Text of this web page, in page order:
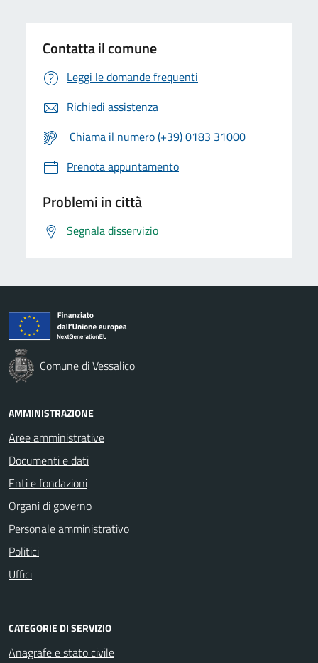
Contatta il comune
Leggi le domande frequenti
Richiedi assistenza
Chiama il numero (+39) 0183 31000
Prenota appuntamento
Problemi in città
Segnala disservizio
Comune di Vessalico
AMMINISTRAZIONE
Aree amministrative
Documenti e dati
Enti e fondazioni
Organi di governo
Personale amministrativo
Politici
Uffici
CATEGORIE DI SERVIZIO
Anagrafe e stato civile